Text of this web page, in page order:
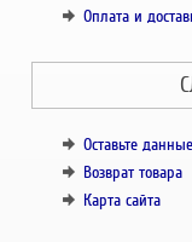
Оплата и
Оставьте
Возврат товара
Карта сайта